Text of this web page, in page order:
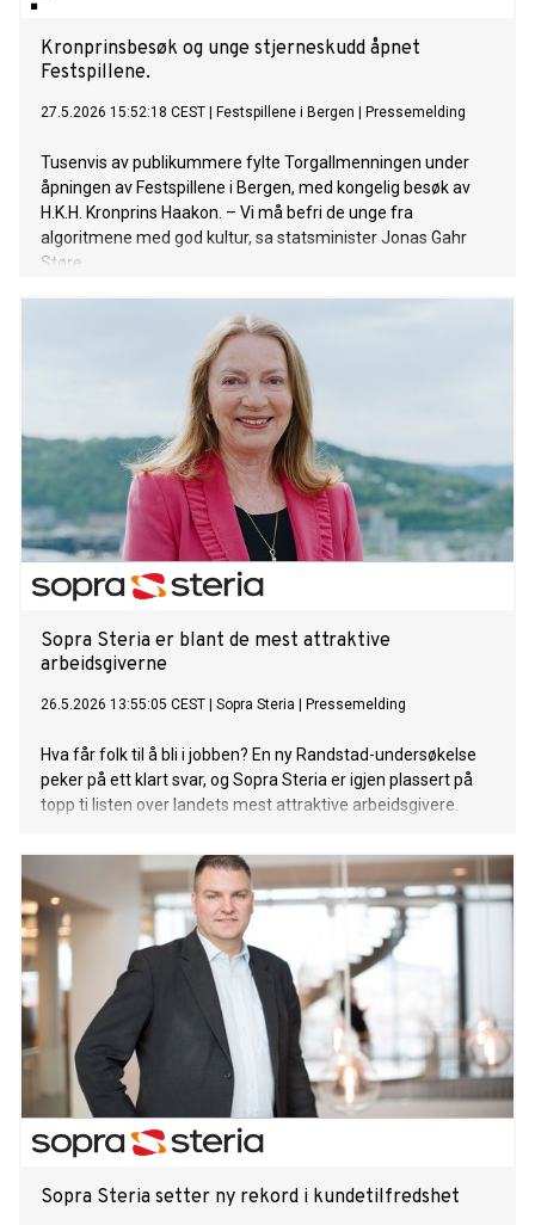
Kronprinsbesøk og unge stjerneskudd åpnet
Festspillene.
27.5.2026 15:52:18 CEST Festspillene i Bergen Pressemelding
Tusenvis av publikummere fylte Torgallmenningen under
åpningen av Festspillene i Bergen, med kongelig besøk av
H.K.H. Kronprins Haakon. – Vi må befri de unge fra
algoritmene med god kultur, sa statsminister Jonas Gahr
Støre.
Sopra Steria er blant de mest attraktive
arbeidsgiverne
26.5.2026 13:55:05 CEST Sopra Steria Pressemelding
Hva får folk til å bli i jobben? En ny Randstad-undersøkelse
peker på ett klart svar, og Sopra Steria er igjen plassert på
topp ti listen over landets mest attraktive arbeidsgivere.
Sopra Steria setter ny rekord i kundetilfredshet